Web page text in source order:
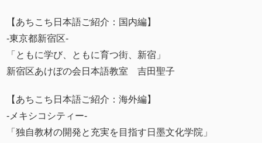
【あちこち日本語ご紹介：国内編】
-東京都新宿区-
「ともに学び、ともに育つ街、新宿」
新宿区あけぼの会日本語教室 吉田聖子
【あちこち日本語ご紹介：海外編】
-メキシコシティー-
「独自教材の開発と充実を目指す日墨文化学院」